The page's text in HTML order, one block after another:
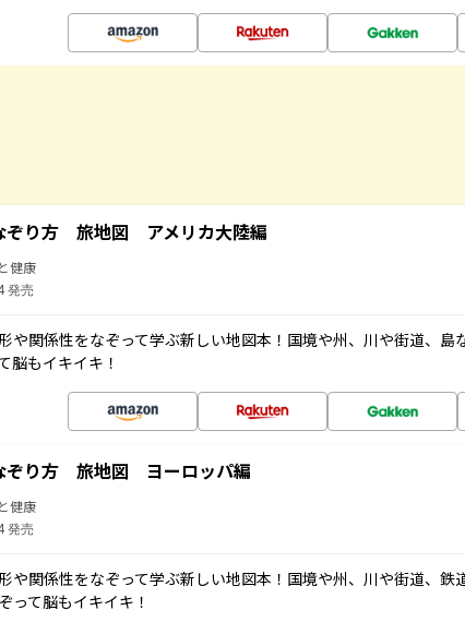
ぞり方 旅地図 アメリカ大陸編
健康
発売
や関係性をなぞって学ぶ新しい地図本！国境や州、川や街道、島
脳もイキイキ！
ぞり方 旅地図 ヨーロッパ編
健康
発売
や関係性をなぞって学ぶ新しい地図本！国境や州、川や街道、鉄
って脳もイキイキ！